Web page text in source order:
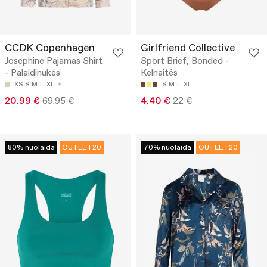
CCDK Copenhagen
Josephine Pajamas Shirt
- Palaidinukės
XS S M L XL
20.99 € 69.95 €
Girlfriend Collective
Sport Brief, Bonded -
Kelnaitės
S M L XL
4.40 € 22 €
80% nuolaida OUTLET20 70% nuolaida OUTLET20